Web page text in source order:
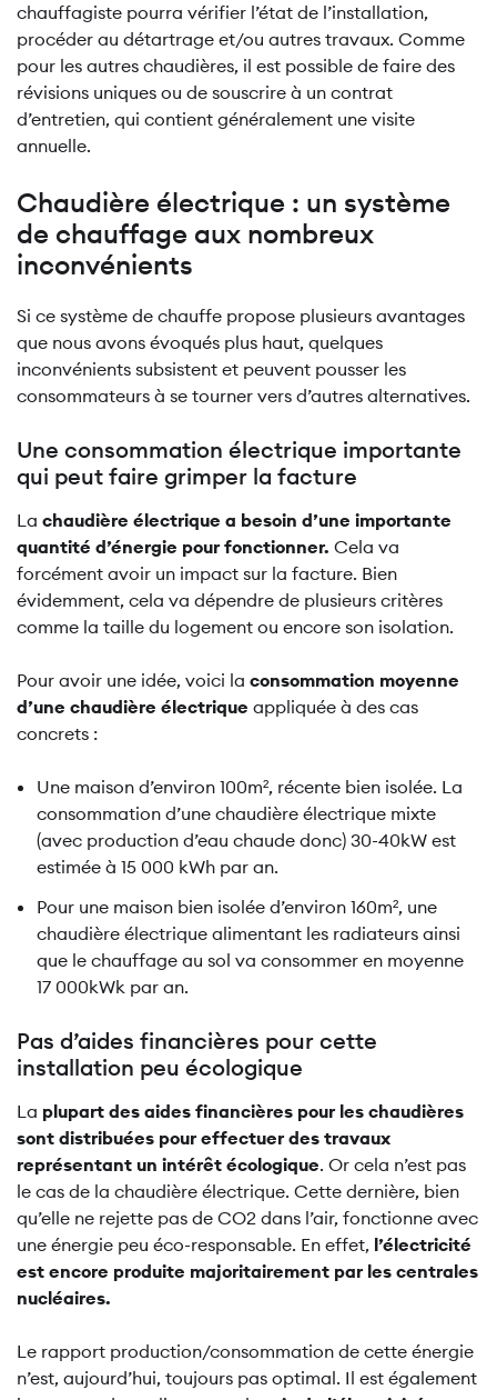
chauffagiste pourra vérifier l’état de l’installation,
procéder au détartrage et/ou autres travaux. Comme
pour les autres chaudières, il est possible de faire des
révisions uniques ou de souscrire à un contrat
d’entretien, qui contient généralement une visite
annuelle.
Chaudière électrique : un système
de chauffage aux nombreux
inconvénients
Si ce système de chauffe propose plusieurs avantages
que nous avons évoqués plus haut, quelques
inconvénients subsistent et peuvent pousser les
consommateurs à se tourner vers d’autres alternatives.
Une consommation électrique importante
qui peut faire grimper la facture
La chaudière électrique a besoin d’une importante
quantité d’énergie pour fonctionner. Cela va
forcément avoir un impact sur la facture. Bien
évidemment, cela va dépendre de plusieurs critères
comme la taille du logement ou encore son isolation.
Pour avoir une idée, voici la consommation moyenne
d’une chaudière électrique appliquée à des cas
concrets :
Une maison d’environ 100m², récente bien isolée. La
consommation d’une chaudière électrique mixte
(avec production d’eau chaude donc) 30-40kW est
estimée à 15 000 kWh par an.
Pour une maison bien isolée d’environ 160m², une
chaudière électrique alimentant les radiateurs ainsi
que le chauffage au sol va consommer en moyenne
17 000kWk par an.
Pas d’aides financières pour cette
installation peu écologique
La plupart des aides financières pour les chaudières
sont distribuées pour effectuer des travaux
représentant un intérêt écologique. Or cela n’est pas
le cas de la chaudière électrique. Cette dernière, bien
qu’elle ne rejette pas de CO2 dans l’air, fonctionne avec
une énergie peu éco-responsable. En effet, l’électricité
est encore produite majoritairement par les centrales
nucléaires.
Le rapport production/consommation de cette énergie
n’est, aujourd’hui, toujours pas optimal. Il est également